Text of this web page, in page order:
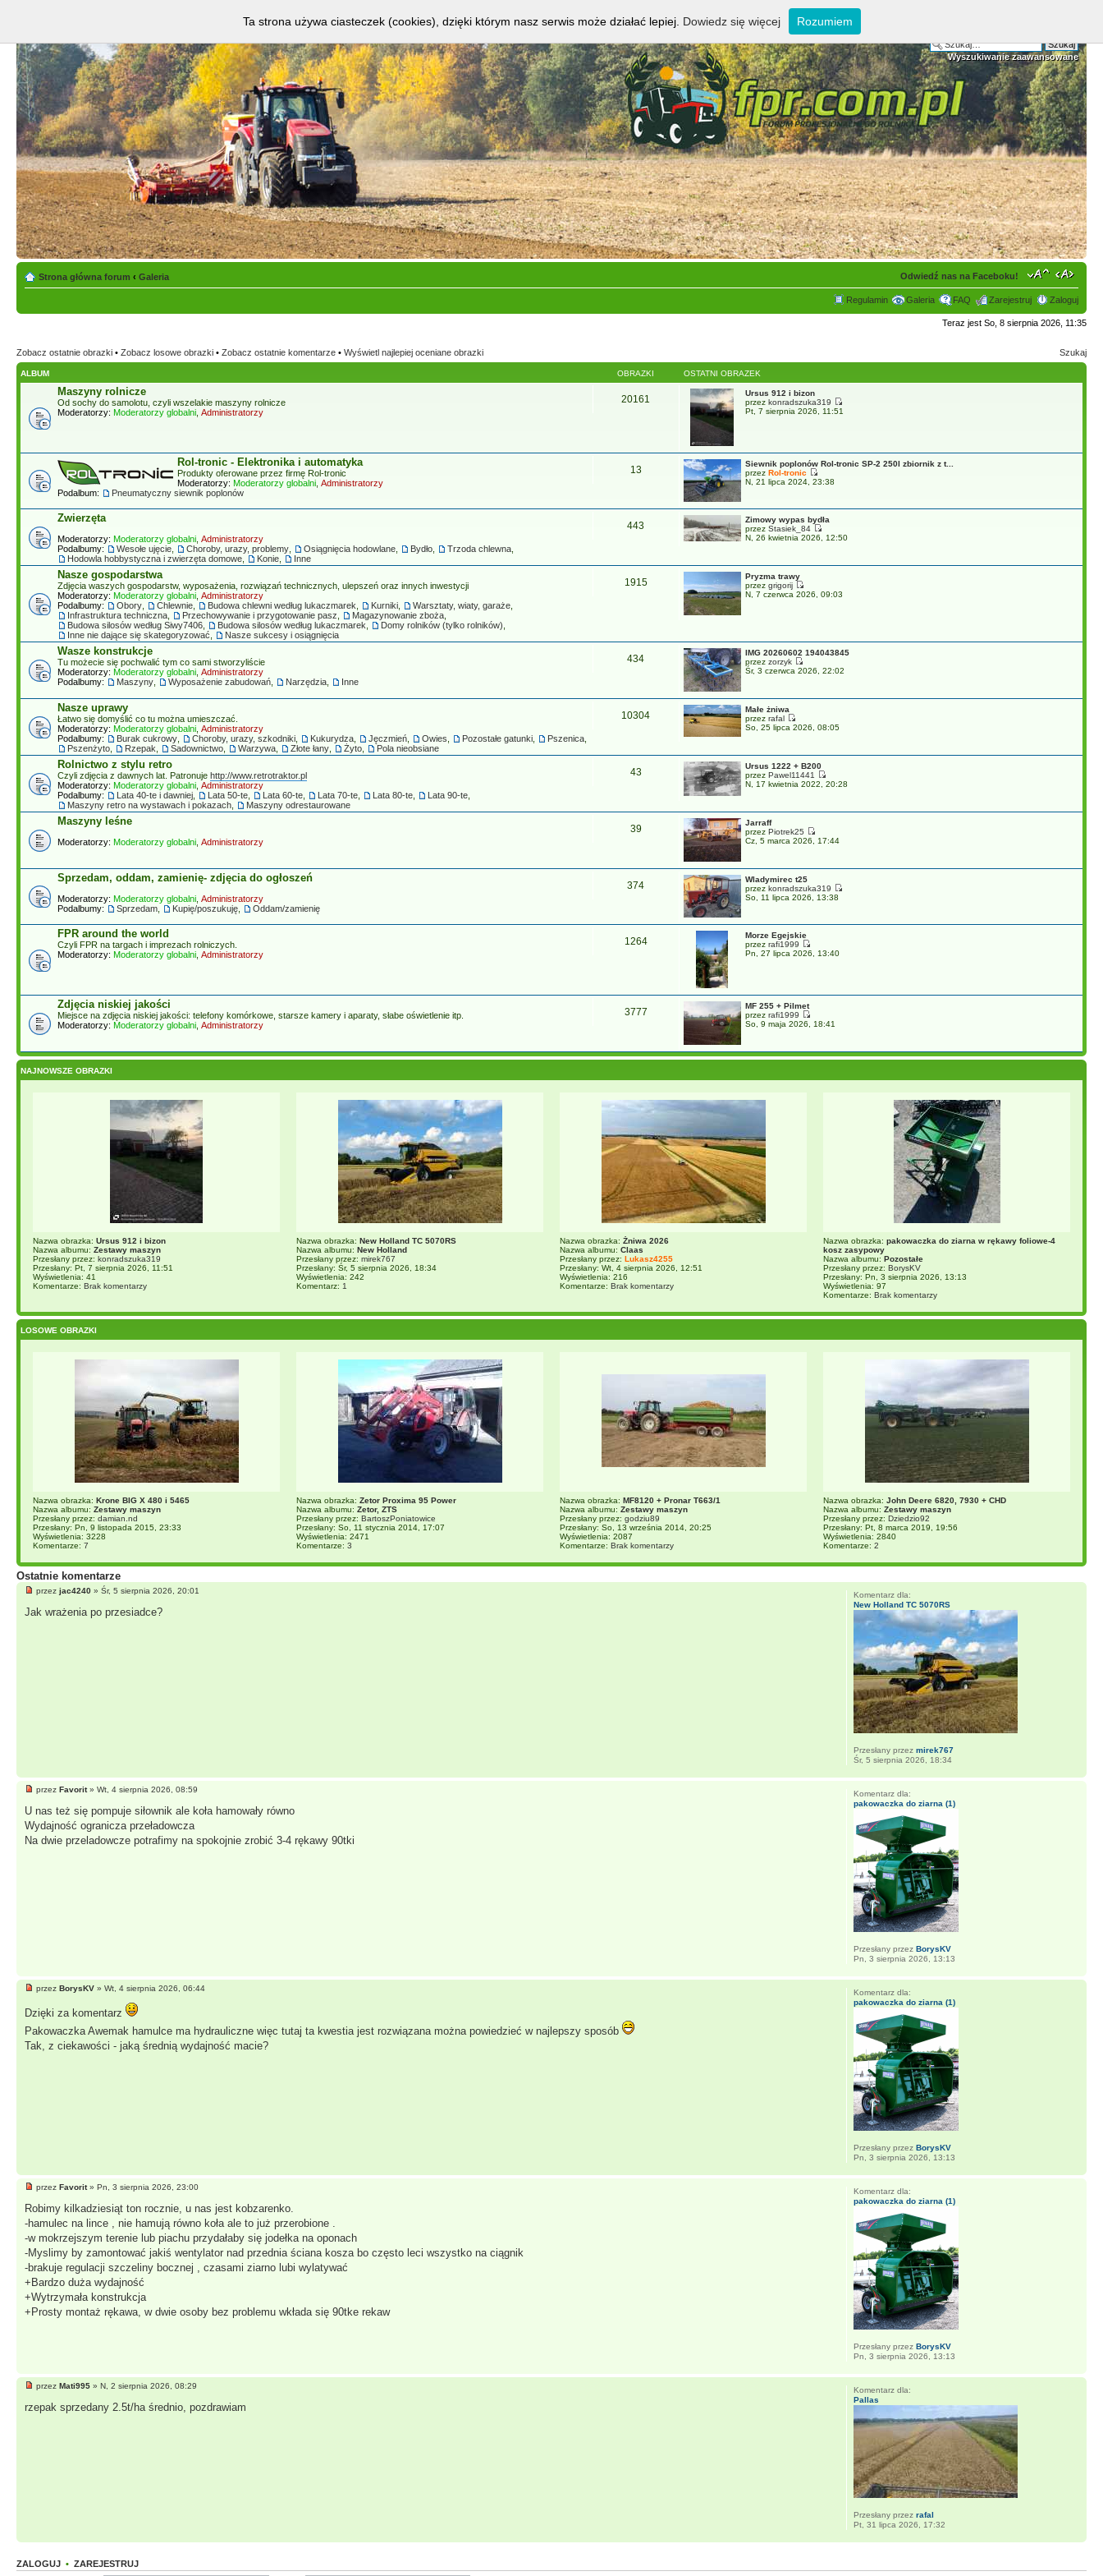
Wyszukiwanie zaawansowane
Strona główna forum ‹ Galeria Odwiedź nas na Faceboku!
Regulamin Galeria FAQ Zarejestruj Zaloguj
Teraz jest So, 8 sierpnia 2026, 11:35
Zobacz ostatnie obrazki • Zobacz losowe obrazki • Zobacz ostatnie komentarze • Wyświetl najlepiej oceniane obrazki Szukaj
ALBUM OBRAZKI OSTATNI OBRAZEK
Maszyny rolnicze
Od sochy do samolotu, czyli wszelakie maszyny rolnicze
Moderatorzy: Moderatorzy globalni Administratorzy
20161
Ursus 912 i bizon
przez konradszuka319
Pt, 7 sierpnia 2026, 11:51
Rol-tronic - Elektronika i automatyka
Produkty oferowane przez firmę Rol-tronic
Moderatorzy: Moderatorzy globalni Administratorzy
Podalbum:
Pneumatyczny siewnik poplonów
13
Siewnik poplonów Rol-tronic SP-2 250l zbiornik z t...
przez Rol-tronic
N, 21 lipca 2024, 23:38
Zwierzęta
Moderatorzy: Moderatorzy globalni Administratorzy
Podalbumy:
Wesołe ujęcie Choroby, urazy, problemy Osiągnięcia hodowlane Bydło Trzoda chlewna
Hodowla hobbystyczna i zwierzęta domowe
Konie Inne
443
Zimowy wypas bydła
przez Stasiek_84
N, 26 kwietnia 2026, 12:50
Nasze gospodarstwa
Zdjęcia waszych gospodarstw, wyposażenia, rozwiązań technicznych, ulepszeń oraz innych inwestycji
Moderatorzy: Moderatorzy globalni Administratorzy
Podalbumy:
Obory Chlewnie Budowa chlewni według lukaczmarek Kurniki Warsztaty, wiaty, garaże
Infrastruktura techniczna
Przechowywanie i przygotowanie pasz Magazynowanie zboża
Budowa silosów według Siwy7406
Budowa silosów według lukaczmarek Domy rolników (tylko rolników)
Inne nie dające się skategoryzować
Nasze sukcesy i osiągnięcia
1915
Pryzma trawy
przez grigorij
N, 7 czerwca 2026, 09:03
Wasze konstrukcje
Tu możecie się pochwalić tym co sami stworzyliście
Moderatorzy: Moderatorzy globalni Administratorzy
Podalbumy:
Maszyny Wyposażenie zabudowań Narzędzia Inne
434
IMG 20260602 194043845
przez zorzyk
Śr, 3 czerwca 2026, 22:02
Nasze uprawy
Łatwo się domyślić co tu można umieszczać.
Moderatorzy: Moderatorzy globalni Administratorzy
Podalbumy:
Burak cukrowy Choroby, urazy, szkodniki Kukurydza Jęczmień Owies Pozostałe gatunki Pszenica
Pszenżyto
Rzepak Sadownictwo Warzywa Złote łany Żyto Pola nieobsiane
10304
Małe żniwa
przez rafal
So, 25 lipca 2026, 08:05
Rolnictwo z stylu retro
Czyli zdjęcia z dawnych lat. Patronuje http://www.retrotraktor.pl
Moderatorzy: Moderatorzy globalni Administratorzy
Podalbumy:
Lata 40-te i dawniej Lata 50-te Lata 60-te Lata 70-te Lata 80-te Lata 90-te
Maszyny retro na wystawach i pokazach
Maszyny odrestaurowane
43
Ursus 1222 + B200
przez Pawel11441
N, 17 kwietnia 2022, 20:28
Maszyny leśne
Moderatorzy: Moderatorzy globalni Administratorzy
39
Jarraff
przez Piotrek25
Cz, 5 marca 2026, 17:44
Sprzedam, oddam, zamienię- zdjęcia do ogłoszeń
Moderatorzy: Moderatorzy globalni Administratorzy
Podalbumy:
Sprzedam Kupię/poszukuję Oddam/zamienię
374
Wladymirec t25
przez konradszuka319
So, 11 lipca 2026, 13:38
FPR around the world
Czyli FPR na targach i imprezach rolniczych.
Moderatorzy: Moderatorzy globalni Administratorzy
1264
Morze Egejskie
przez rafi1999
Pn, 27 lipca 2026, 13:40
Zdjęcia niskiej jakości
Miejsce na zdjęcia niskiej jakości: telefony komórkowe, starsze kamery i aparaty, słabe oświetlenie itp.
Moderatorzy: Moderatorzy globalni Administratorzy
3777
MF 255 + Pilmet
przez rafi1999
So, 9 maja 2026, 18:41
NAJNOWSZE OBRAZKI
Nazwa obrazka: Ursus 912 i bizon
Nazwa albumu: Zestawy maszyn
Przesłany przez: konradszuka319
Przesłany: Pt, 7 sierpnia 2026, 11:51
Wyświetlenia: 41
Komentarze: Brak komentarzy
Nazwa obrazka: New Holland TC 5070RS
Nazwa albumu: New Holland
Przesłany przez: mirek767
Przesłany: Śr, 5 sierpnia 2026, 18:34
Wyświetlenia: 242
Komentarz: 1
Nazwa obrazka: Żniwa 2026
Nazwa albumu: Claas
Przesłany przez: Lukasz4255
Przesłany: Wt, 4 sierpnia 2026, 12:51
Wyświetlenia: 216
Komentarze: Brak komentarzy
Nazwa obrazka: pakowaczka do ziarna w rękawy foliowe-4
kosz zasypowy
Nazwa albumu: Pozostałe
Przesłany przez: BorysKV
Przesłany: Pn, 3 sierpnia 2026, 13:13
Wyświetlenia: 97
Komentarze: Brak komentarzy
LOSOWE OBRAZKI
Nazwa obrazka: Krone BIG X 480 i 5465
Nazwa albumu: Zestawy maszyn
Przesłany przez: damian.nd
Przesłany: Pn, 9 listopada 2015, 23:33
Wyświetlenia: 3228
Komentarze: 7
Nazwa obrazka: Zetor Proxima 95 Power
Nazwa albumu: Zetor, ZTS
Przesłany przez: BartoszPoniatowice
Przesłany: So, 11 stycznia 2014, 17:07
Wyświetlenia: 2471
Komentarze: 3
Nazwa obrazka: MF8120 + Pronar T663/1
Nazwa albumu: Zestawy maszyn
Przesłany przez: godziu89
Przesłany: So, 13 września 2014, 20:25
Wyświetlenia: 2087
Komentarze: Brak komentarzy
Nazwa obrazka: John Deere 6820, 7930 + CHD
Nazwa albumu: Zestawy maszyn
Przesłany przez: Dziedzio92
Przesłany: Pt, 8 marca 2019, 19:56
Wyświetlenia: 2840
Komentarze: 2
Ostatnie komentarze
przez jac4240 » Śr, 5 sierpnia 2026, 20:01
Jak wrażenia po przesiadce?
Komentarz dla:
New Holland TC 5070RS
Przesłany przez mirek767
Śr, 5 sierpnia 2026, 18:34
przez Favorit» Wt, 4 sierpnia 2026, 08:59
U nas też się pompuje siłownik ale koła hamowały równo
Wydajność ogranicza przeładowcza
Na dwie przeladowcze potrafimy na spokojnie zrobić 3-4 rękawy 90tki
Komentarz dla:
pakowaczka do ziarna (1)
Przesłany przez BorysKV
Pn, 3 sierpnia 2026, 13:13
przez BorysKV » Wt, 4 sierpnia 2026, 06:44
Dzięki za komentarz
Pakowaczka Awemak hamulce ma hydrauliczne więc tutaj ta kwestia jest rozwiązana można powiedzieć w najlepszy sposób
Tak, z ciekawości - jaką średnią wydajność macie?
Komentarz dla:
pakowaczka do ziarna (1)
Przesłany przez BorysKV
Pn, 3 sierpnia 2026, 13:13
przez Favorit» Pn, 3 sierpnia 2026, 23:00
Robimy kilkadziesiąt ton rocznie, u nas jest kobzarenko.
-hamulec na lince , nie hamują równo koła ale to już przerobione .
-w mokrzejszym terenie lub piachu przydałaby się jodełka na oponach
-Myslimy by zamontować jakiś wentylator nad przednia ściana kosza bo często leci wszystko na ciągnik
-brakuje regulacji szczeliny bocznej , czasami ziarno lubi wylatywać
+Bardzo duża wydajność
+Wytrzymała konstrukcja
+Prosty montaż rękawa, w dwie osoby bez problemu wkłada się 90tke rekaw
Komentarz dla:
pakowaczka do ziarna (1)
Przesłany przez BorysKV
Pn, 3 sierpnia 2026, 13:13
przez Mati995 » N, 2 sierpnia 2026, 08:29
rzepak sprzedany 2.5t/ha średnio, pozdrawiam
Komentarz dla:
Pallas
Przesłany przez rafal
Pt, 31 lipca 2026, 17:32
ZALOGUJ • ZAREJESTRUJ
Ta strona używa ciasteczek (cookies), dzięki którym nasz serwis może działać lepiej. Dowiedz się więcej Rozumiem